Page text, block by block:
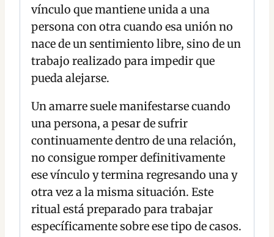
vínculo que mantiene unida a una
persona con otra cuando esa unión no
nace de un sentimiento libre, sino de un
trabajo realizado para impedir que
pueda alejarse.
Un amarre suele manifestarse cuando
una persona, a pesar de sufrir
continuamente dentro de una relación,
no consigue romper definitivamente
ese vínculo y termina regresando una y
otra vez a la misma situación. Este
ritual está preparado para trabajar
específicamente sobre ese tipo de casos.